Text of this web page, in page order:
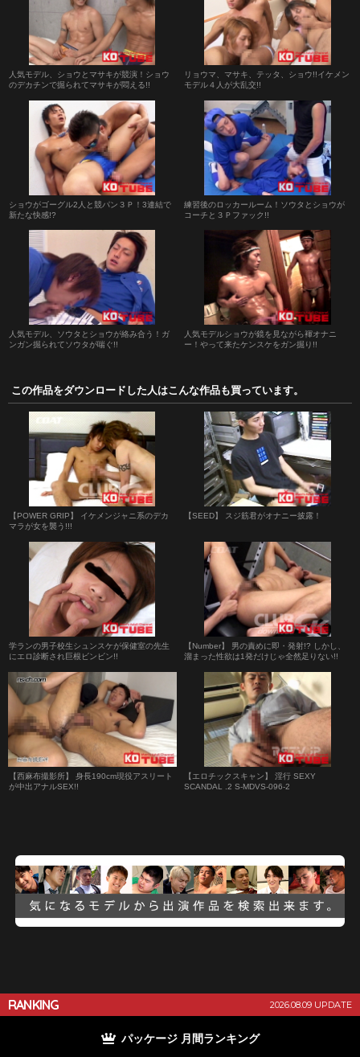
人気モデル、ショウとマサキが競演！ショウ
のデカチンで掘られてマサキが悶える!!
リョウマ、マサキ、テッタ、ショウ!!イケメン
モデル４人が大乱交!!
ショウがゴーグル2人と競パン３Ｐ！3連結で
新たな快感!?
練習後のロッカールーム！ソウタとショウが
コーチと３Ｐファック!!
人気モデル、ソウタとショウが絡み合う！ガ
ンガン掘られてソウタが喘ぐ!!
人気モデルショウが鏡を見ながら褌オナニ
ー！やって来たケンスケをガン掘り!!
この作品をダウンロードした人はこんな作品も買っています。
【POWER GRIP】 イケメンジャニ系のデカ
マラが女を襲う!!!
【SEED】 スジ筋君がオナニー披露！
学ランの男子校生シュンスケが保健室の先生
にエロ診断され巨根ビンビン!!
【Number】 男の責めに即・発射!? しかし、
溜まった性欲は1発だけじゃ全然足りない!!
【西麻布撮影所】 身長190cm現役アスリート
が中出アナルSEX!!
【エロチックスキャン】 淫行 SEXY
SCANDAL .2 S-MDVS-096-2
RANKING 2026.08.09 UPDATE
パッケージ 月間ランキング